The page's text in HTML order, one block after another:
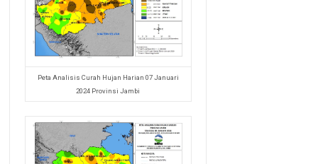
Peta Analisis Curah Hujan Harian 07 Januari
2024 Provinsi Jambi